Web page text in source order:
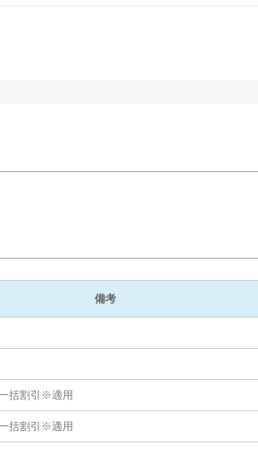
備考
括割引※適用
括割引※適用